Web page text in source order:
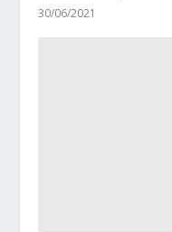
30/06/2021